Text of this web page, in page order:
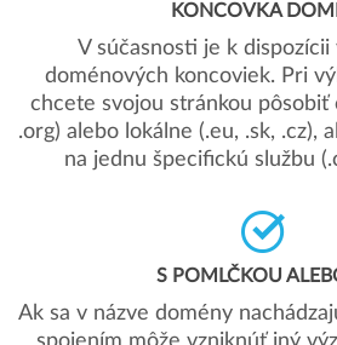
KONCOVKA
V súčasnosti je k dispozícii
doménových koncoviek. Pri
chcete svojou stránkou pôsobiť
.org) alebo lokálne (.eu, .sk, .cz),
na jednu špecifickú službu
S POMLČKOU
Ak sa v názve domény